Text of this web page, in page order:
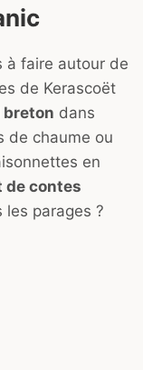
à faire autour de
de Kerascoët
dans
de chaume ou
en
de contes
parages ?